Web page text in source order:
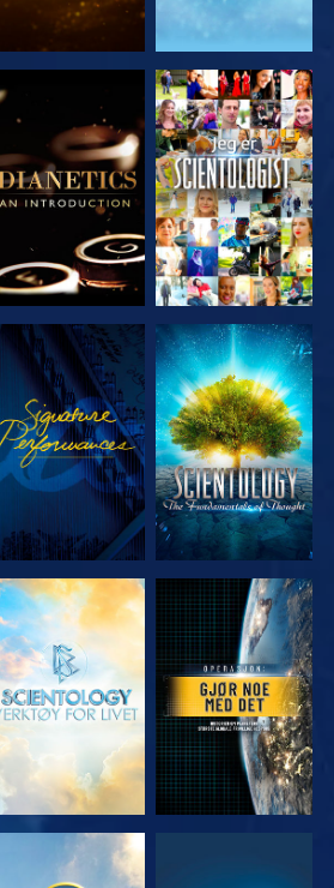
UTFORSK
SERIEN
SE
SE
UTFORSK
SERIEN
UTFORSK
SERIEN
SE